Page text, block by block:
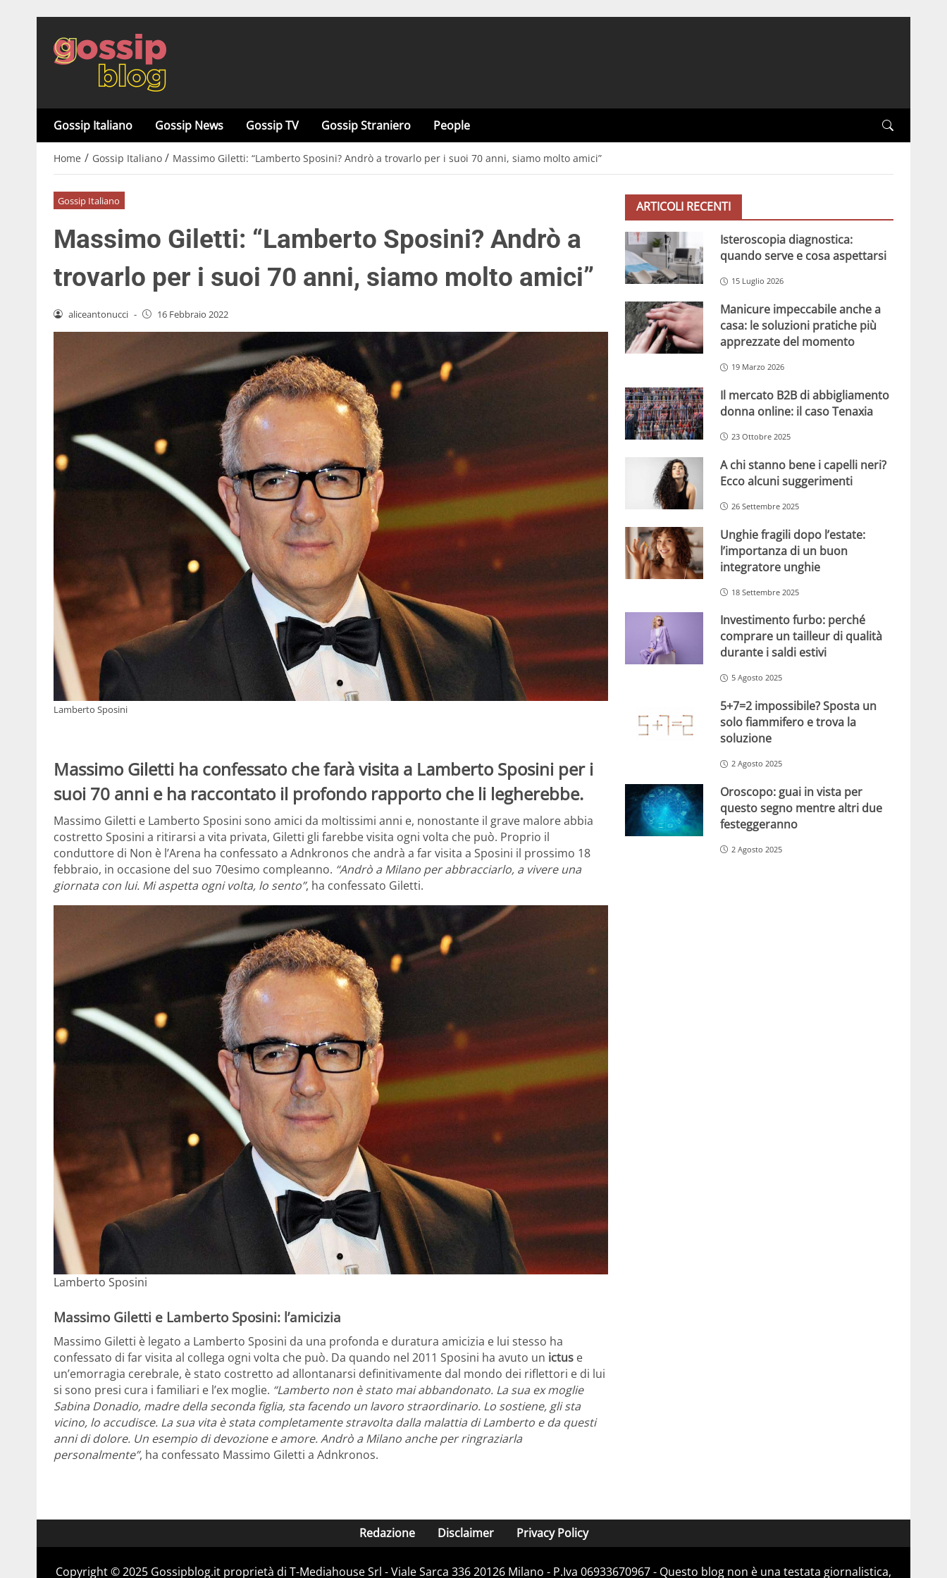
Gossip Italiano Gossip News Gossip TV Gossip Straniero People
Home / Gossip Italiano / Massimo Giletti: “Lamberto Sposini? Andrò a trovarlo per i suoi 70 anni, siamo molto amici”
Gossip Italiano
Massimo Giletti: “Lamberto Sposini? Andrò a
trovarlo per i suoi 70 anni, siamo molto amici”
aliceantonucci - 16 Febbraio 2022
Lamberto Sposini
Massimo Giletti ha confessato che farà visita a Lamberto Sposini per i
suoi 70 anni e ha raccontato il profondo rapporto che li legherebbe.
Massimo Giletti e Lamberto Sposini sono amici da moltissimi anni e, nonostante il grave malore abbia
costretto Sposini a ritirarsi a vita privata, Giletti gli farebbe visita ogni volta che può. Proprio il
conduttore di Non è l’Arena ha confessato a Adnkronos che andrà a far visita a Sposini il prossimo 18
febbraio, in occasione del suo 70esimo compleanno. “Andrò a Milano per abbracciarlo, a vivere una
giornata con lui. Mi aspetta ogni volta, lo sento”, ha confessato Giletti.
Lamberto Sposini
Massimo Giletti e Lamberto Sposini: l’amicizia
Massimo Giletti è legato a Lamberto Sposini da una profonda e duratura amicizia e lui stesso ha
confessato di far visita al collega ogni volta che può. Da quando nel 2011 Sposini ha avuto un ictus e
un’emorragia cerebrale, è stato costretto ad allontanarsi definitivamente dal mondo dei riflettori e di lui
si sono presi cura i familiari e l’ex moglie. “Lamberto non è stato mai abbandonato. La sua ex moglie
Sabina Donadio, madre della seconda figlia, sta facendo un lavoro straordinario. Lo sostiene, gli sta
vicino, lo accudisce. La sua vita è stata completamente stravolta dalla malattia di Lamberto e da questi
anni di dolore. Un esempio di devozione e amore. Andrò a Milano anche per ringraziarla
personalmente”, ha confessato Massimo Giletti a Adnkronos.
ARTICOLI RECENTI
Isteroscopia diagnostica:
quando serve e cosa aspettarsi
15 Luglio 2026
Manicure impeccabile anche a
casa: le soluzioni pratiche più
apprezzate del momento
19 Marzo 2026
Il mercato B2B di abbigliamento
donna online: il caso Tenaxia
23 Ottobre 2025
A chi stanno bene i capelli neri?
Ecco alcuni suggerimenti
26 Settembre 2025
Unghie fragili dopo l’estate:
l’importanza di un buon
integratore unghie
18 Settembre 2025
Investimento furbo: perché
comprare un tailleur di qualità
durante i saldi estivi
5 Agosto 2025
5+7=2 impossibile? Sposta un
solo fiammifero e trova la
soluzione
2 Agosto 2025
Oroscopo: guai in vista per
questo segno mentre altri due
festeggeranno
2 Agosto 2025
Redazione Disclaimer Privacy Policy
Copyright © 2025 Gossipblog.it proprietà di T-Mediahouse Srl - Viale Sarca 336 20126 Milano - P.Iva 06933670967 - Questo blog non è una testata giornalistica,